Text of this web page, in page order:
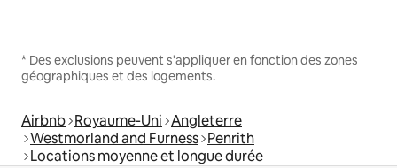
* Des exclusions peuvent s'appliquer en fonction des zones
géographiques et des logements.
Airbnb Royaume-Uni Angleterre
Westmorland and Furness Penrith
Locations moyenne et longue durée